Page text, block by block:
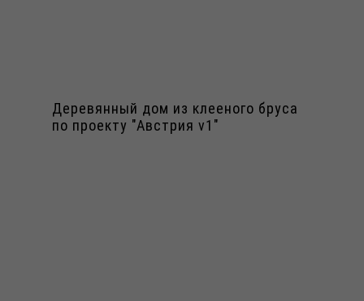
Деревянный дом из клееного бруса
по проекту "Австрия v1"